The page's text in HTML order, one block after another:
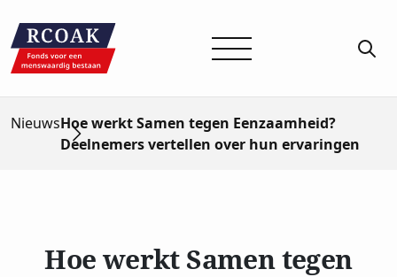
NieuwsHoe werkt Samen tegen Eenzaamheid?
Deelnemers vertellen over hun ervaringen
Hoe werkt Samen tegen